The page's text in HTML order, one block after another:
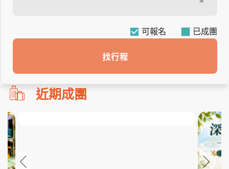
可報名
找行程
刪!!
搜
尋
bar
使
用
近期成團